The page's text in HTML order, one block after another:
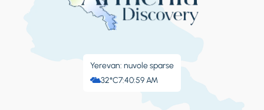
Yerevan: nuvole sparse
32°C7:41:01 AM